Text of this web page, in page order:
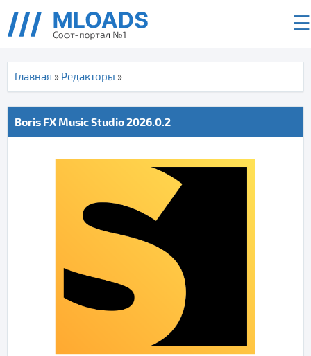
☰
Главная » Редакторы »
Boris FX Music Studio 2026.0.2